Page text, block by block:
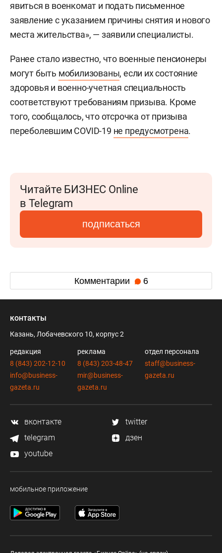
явиться в военкомат и подать письменное
заявление с указанием причины снятия и нового
места жительства», — заявили специалисты.
Ранее стало известно, что военные пенсионеры
могут быть мобилизованы, если их состояние
здоровья и военно-учетная специальность
соответствуют требованиям призыва. Кроме
того, сообщалось, что отсрочка от призыва
переболевшим COVID-19 не предусмотрена.
Читайте БИЗНЕС Online
в Telegram
подписаться
Комментарии 6
контакты
Казань, Лобачевского 10, корпус 2
редакция
8 (843) 202-12-10
info@business-
gazeta.ru
реклама
8 (843) 203-48-47
mir@business-
gazeta.ru
отдел персонала
staff@business-
gazeta.ru
вконтакте
twitter
telegram
дзен
youtube
мобильное приложение